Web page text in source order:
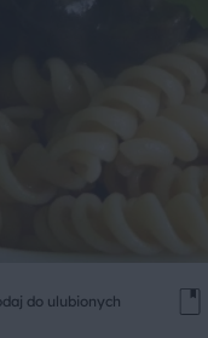
do ulubionych